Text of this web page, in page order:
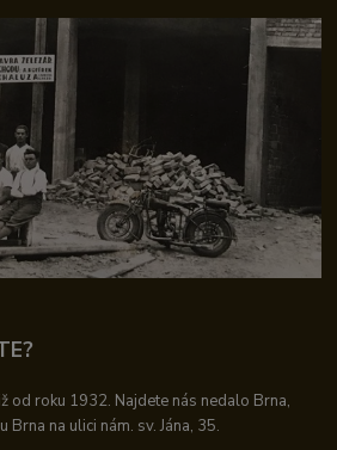
od roku 1932. Najdete nás nedalo Brna,
Brna na ulici nám. sv. Jána, 35.